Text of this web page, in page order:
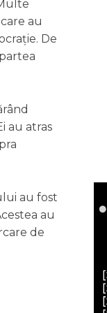
au
De
au atras
au fost
au
de